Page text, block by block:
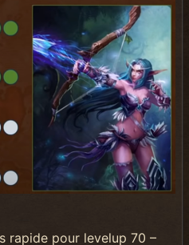
rapide pour levelup 70 –